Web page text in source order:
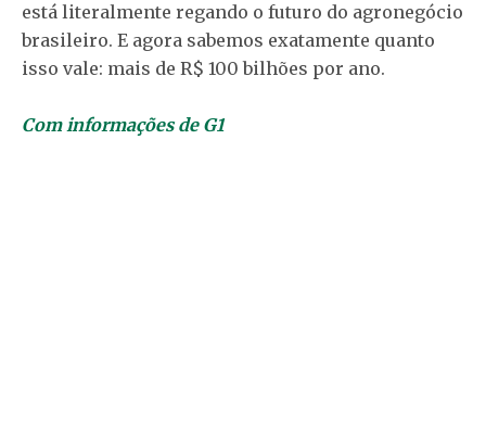
está literalmente regando o futuro do agronegócio
brasileiro. E agora sabemos exatamente quanto
isso vale: mais de R$ 100 bilhões por ano.
Com informações de G1